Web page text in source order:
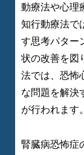
動療法や心理
知行動療法で
す思考パター
状の改善を図
法では、恐怖
な問題を解決
が行われます。
腎臓病恐怖症